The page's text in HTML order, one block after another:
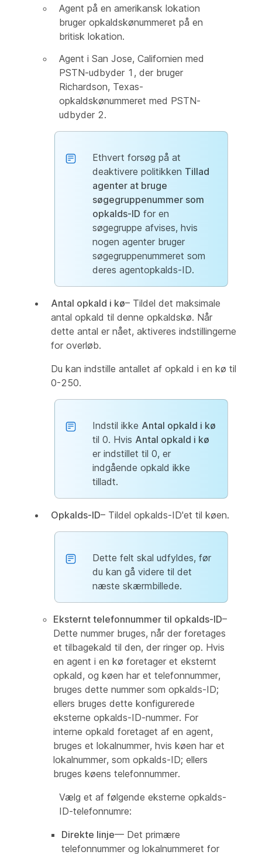
Agent på en amerikansk lokation
bruger opkaldskønummeret på en
britisk lokation.
Agent i San Jose, Californien med
PSTN-udbyder 1, der bruger
Richardson, Texas-
opkaldskønummeret med PSTN-
udbyder 2.
Ethvert forsøg på at
deaktivere politikken Tillad
agenter at bruge
søgegruppenummer som
opkalds-ID for en
søgegruppe afvises, hvis
nogen agenter bruger
søgegruppenummeret som
deres agentopkalds-ID.
Antal opkald i kø– Tildel det maksimale
antal opkald til denne opkaldskø. Når
dette antal er nået, aktiveres indstillingerne
for overløb.
Du kan indstille antallet af opkald i en kø til
0-250.
Indstil ikke Antal opkald i kø
til 0. Hvis Antal opkald i kø
er indstillet til 0, er
indgående opkald ikke
tilladt.
Opkalds-ID– Tildel opkalds-ID'et til køen.
Dette felt skal udfyldes, før
du kan gå videre til det
næste skærmbillede.
Eksternt telefonnummer til opkalds-ID–
Dette nummer bruges, når der foretages
et tilbagekald til den, der ringer op. Hvis
en agent i en kø foretager et eksternt
opkald, og køen har et telefonnummer,
bruges dette nummer som opkalds-ID;
ellers bruges dette konfigurerede
eksterne opkalds-ID-nummer. For
interne opkald foretaget af en agent,
bruges et lokalnummer, hvis køen har et
lokalnummer, som opkalds-ID; ellers
bruges køens telefonnummer.
Vælg et af følgende eksterne opkalds-
ID-telefonnumre:
Direkte linje— Det primære
telefonnummer og lokalnummeret for